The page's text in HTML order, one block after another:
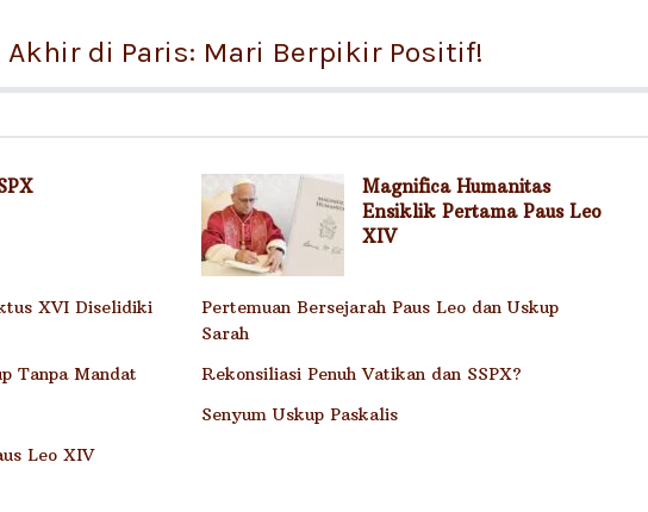
Akhir di Paris: Mari Berpikir Positif!
Magnifica Humanitas
Ensiklik Pertama Paus Leo
XIV
XVI Diselidiki
Pertemuan Bersejarah Paus Leo dan Uskup
Sarah
Tanpa Mandat
Rekonsiliasi Penuh Vatikan dan SSPX?
Senyum Uskup Paskalis
Leo XIV